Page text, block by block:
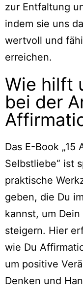
zur Entfaltung
indem sie uns
wertvoll und
erreichen.
Wie hilft
bei der
Das E-Book
Selbstliebe“ ist
praktische
geben, die Du
kannst, um
steigern. Hier
wie Du
um positive
Denken und